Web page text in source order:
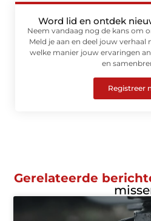
Word lid en ontdek
Neem vandaag nog de kans om
Meld je aan en deel jouw
welke manier jouw ervaringen
en
Registreer
Gerelateerde